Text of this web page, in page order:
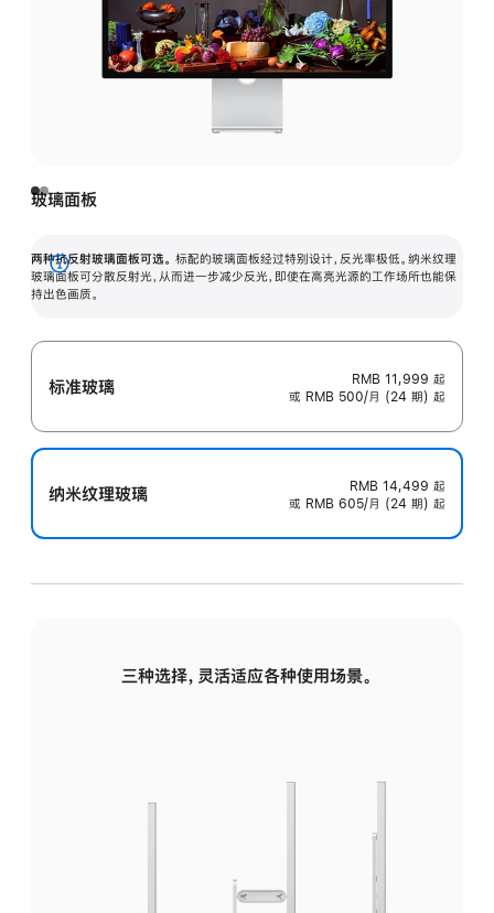
玻璃面板
两种抗反射玻璃面板可选。 标配的玻璃面板经过特别设计，反光率极低。纳米纹理
玻璃面板可分散反射光，从而进一步减少反光，即使在高亮光源的工作场所也能保
持出色画质。
展
开
标准玻璃 RMB 11,999 起
或 RMB 500/月 (24 期) 起
纳米纹理玻璃 RMB 14,499 起
或 RMB 605/月 (24 期) 起
三种选择，灵活适应各种使用场景。